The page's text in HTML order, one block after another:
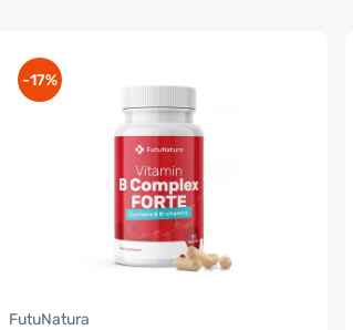
-17%
FutuNatura